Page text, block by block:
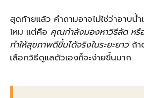
สุดท้ายแล้ว คำถามอาจไม่ใช่ว่าอาบน้
ไหม แต่คือ คุณกำลังมองหาวิธีลัด หรื
ทำให้สุขภาพดีขึ้นได้จริงในระยะยาวถ้า
เลือกวิธีดูแลตัวเองก็จะง่ายขึ้นมาก